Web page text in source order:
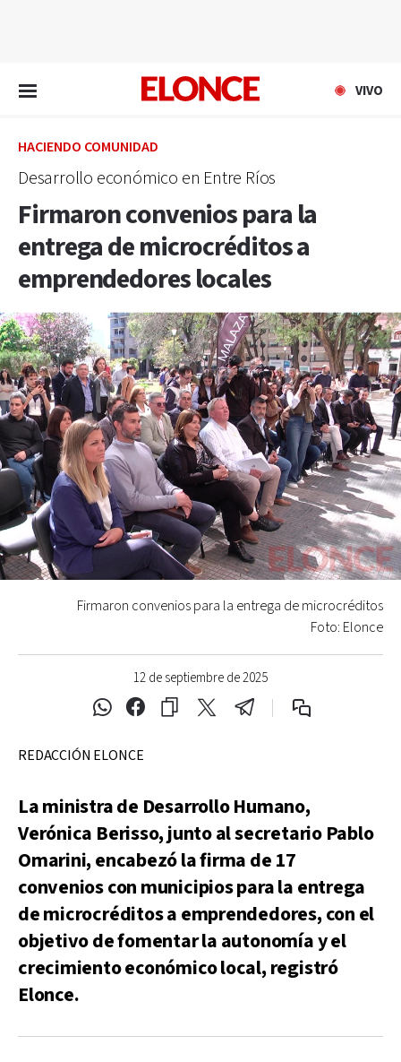
VIVO
HACIENDO COMUNIDAD
Desarrollo económico en Entre Ríos
Firmaron convenios para la
entrega de microcréditos a
emprendedores locales
12 de septiembre de 2025
Firmaron convenios para la entrega de microcréditos
Foto: Elonce
REDACCIÓN ELONCE
La ministra de Desarrollo Humano,
Verónica Berisso, junto al secretario Pablo
Omarini, encabezó la firma de 17
convenios con municipios para la entrega
de microcréditos a emprendedores, con el
objetivo de fomentar la autonomía y el
crecimiento económico local, registró
Elonce.